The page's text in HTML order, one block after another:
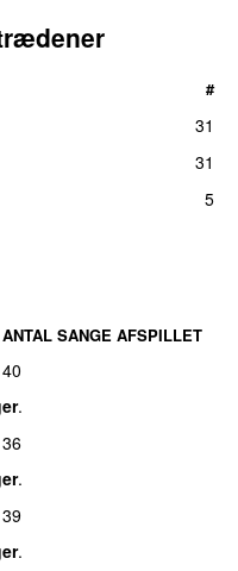
#
31
31
5
ANTAL SANGE AFSPILLET
40
.
36
.
39
.